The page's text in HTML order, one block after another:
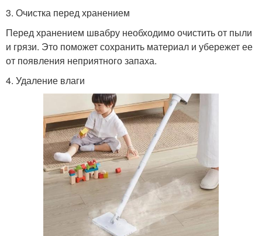
3. Очистка перед хранением
Перед хранением швабру необходимо очистить от пыли
и грязи. Это поможет сохранить материал и убережет ее
от появления неприятного запаха.
4. Удаление влаги